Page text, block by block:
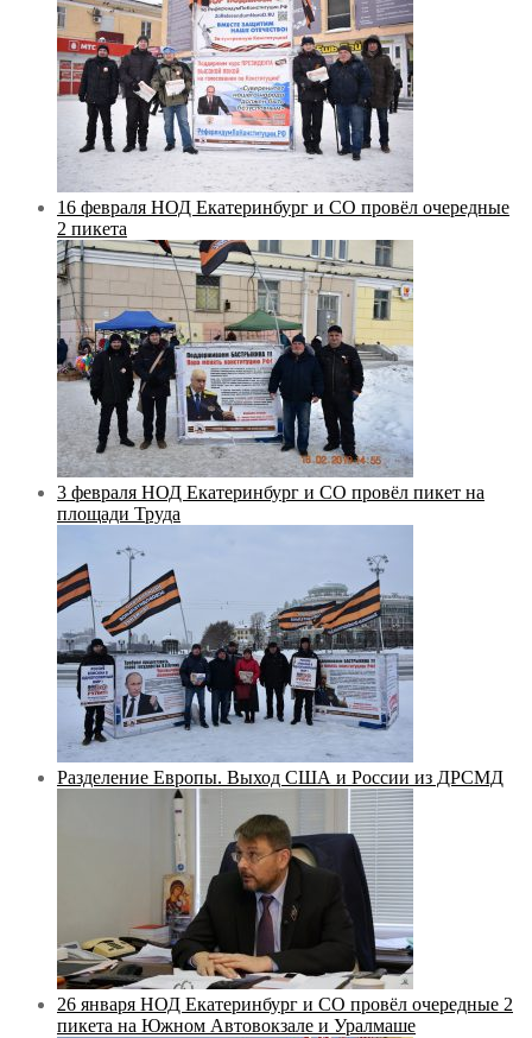
16 февраля НОД Екатеринбург и СО провёл очередные
2 пикета
3 февраля НОД Екатеринбург и СО провёл пикет на
площади Труда
Разделение Европы. Выход США и России из ДРСМД
26 января НОД Екатеринбург и СО провёл очередные 2
пикета на Южном Автовокзале и Уралмаше